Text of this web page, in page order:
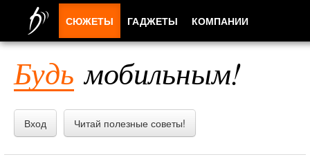
Будь мобильным!
Вход Читай полезные советы!
СЮЖЕТЫ ГАДЖЕТЫ КОМПАНИИ
ПРИЛОЖЕНИЯ